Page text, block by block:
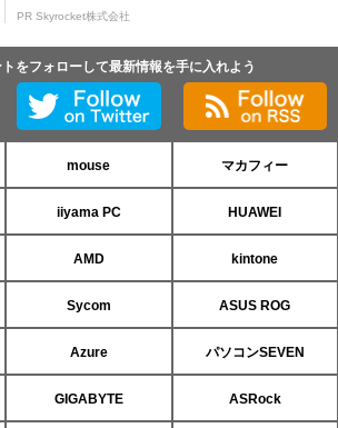
PR Skyrocket株式会社
をフォローして最新情報を手に入れよう
mouse マカフィー
iiyama PC HUAWEI
AMD kintone
Sycom ASUS ROG
Azure パソコンSEVEN
GIGABYTE ASRock